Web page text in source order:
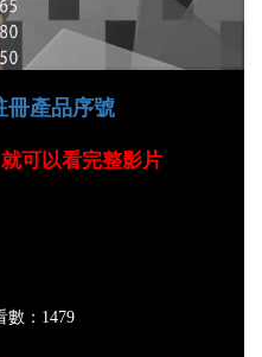
冊產品序號
可以看完整影片
數：1479